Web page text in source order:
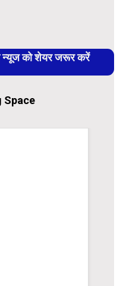
न्यूज को शेयर जरूर करें
Space